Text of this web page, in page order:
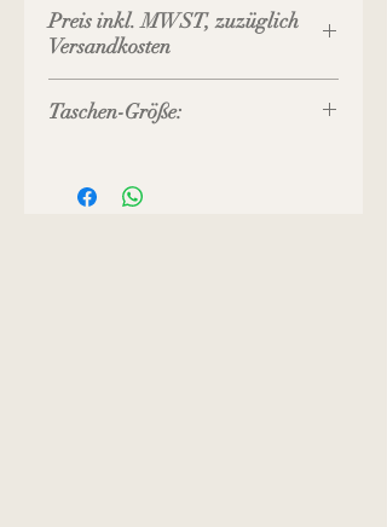
Preis inkl. MWST, zuzüglich
Versandkosten
Taschen-Größe:
Taschen-Breite am Boden: ca.